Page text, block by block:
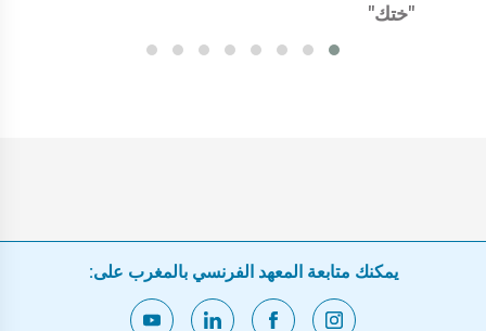
"ختك"
يمكنك متابعة المعهد الفرنسي بالمغرب على: